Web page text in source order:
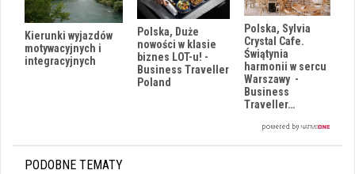
Kierunki wyjazdów
motywacyjnych i
integracyjnych
Polska, Duże
nowości w klasie
biznes LOT-u! -
Business Traveller
Poland
Polska, Sylvia
Crystal Cafe.
Świątynia
harmonii w sercu
Warszawy -
Business
Traveller…
PODOBNE TEMATY